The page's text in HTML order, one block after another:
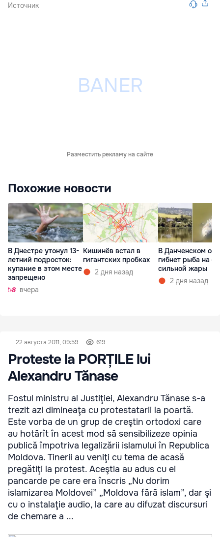
Источник
Разместить рекламу на сайте
Похожие новости
В Днестре утонул 13-
летний подросток:
купание в этом месте
запрещено
вчера
Кишинёв встал в
гигантских пробках
2 дня назад
В Данченском
гибнет рыба на
сильной жары
2 дня назад
22 августа 2011, 09:59 619
Proteste la PORȚILE lui
Alexandru Tănase
Fostul ministru al Justiţiei, Alexandru Tănase s-a
trezit azi dimineaţa cu protestatarii la poartă.
Este vorba de un grup de creştin ortodoxi care
au hotărît în acest mod să sensibilizeze opinia
publică împotriva legalizării islamului în Republica
Moldova. Tinerii au veniţi cu tema de acasă
pregătiţi la protest. Aceştia au adus cu ei
pancarde pe care era înscris „Nu dorim
islamizarea Moldovei” „Moldova fără islam”, dar şi
cu o instalaţie audio, la care au difuzat discursuri
de chemare a ...